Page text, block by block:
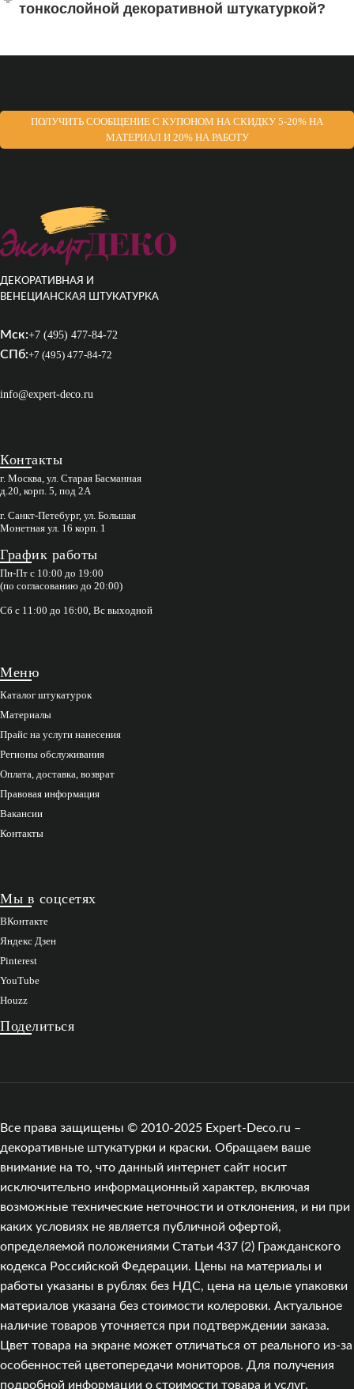
тонкослойной декоративной штукатуркой?
ПОЛУЧИТЬ СООБЩЕНИЕ С КУПОНОМ НА СКИДКУ 5-20% НА
МАТЕРИАЛ И 20% НА РАБОТУ
ДЕКОРАТИВНАЯ И
ВЕНЕЦИАНСКАЯ ШТУКАТУРКА
Мск:+7 (495) 477-84-72
СПб:+7 (495) 477-84-72
info@expert-deco.ru
Контакты
г. Москва, ул. Старая Басманная
д.20, корп. 5, под 2А
г. Санкт-Петебург, ул. Большая
Монетная ул. 16 корп. 1
График работы
Пн-Пт с 10:00 до 19:00
(по согласованию до 20:00)
Сб с 11:00 до 16:00, Вс выходной
Меню
Каталог штукатурок
Материалы
Прайс на услуги нанесения
Регионы обслуживания
Оплата, доставка, возврат
Правовая информация
Вакансии
Контакты
Мы в соцсетях
ВКонтакте
Яндекс Дзен
Pinterest
YouTube
Houzz
Поделиться
Все права защищены © 2010-2025 Expert-Deco.ru –
декоративные штукатурки и краски. Обращаем ваше
внимание на то, что данный интернет сайт носит
исключительно информационный характер, включая
возможные технические неточности и отклонения, и ни при
каких условиях не является публичной офертой,
определяемой положениями Статьи 437 (2) Гражданского
кодекса Российской Федерации. Цены на материалы и
работы указаны в рублях без НДС, цена на целые упаковки
материалов указана без стоимости колеровки. Актуальное
наличие товаров уточняется при подтверждении заказа.
Цвет товара на экране может отличаться от реального из‑за
особенностей цветопередачи мониторов. Для получения
подробной информации о стоимости товара и услуг,